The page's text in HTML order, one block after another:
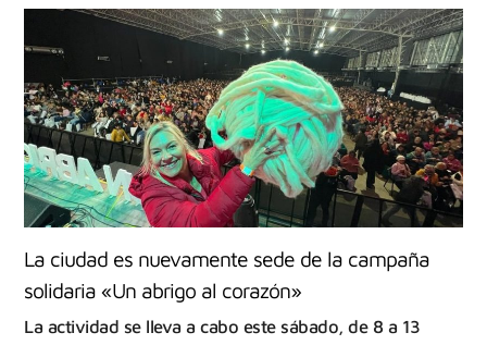
La ciudad es nuevamente sede de la campaña
solidaria «Un abrigo al corazón»
La actividad se lleva a cabo este sábado, de 8 a 13